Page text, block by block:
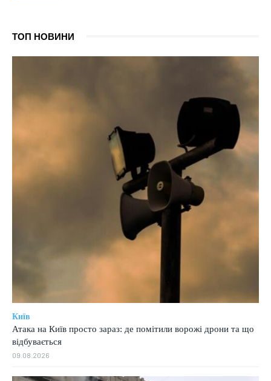
ТОП НОВИНИ
Київ
Атака на Київ просто зараз: де помітили ворожі дрони та що
відбувається
09.08.2026